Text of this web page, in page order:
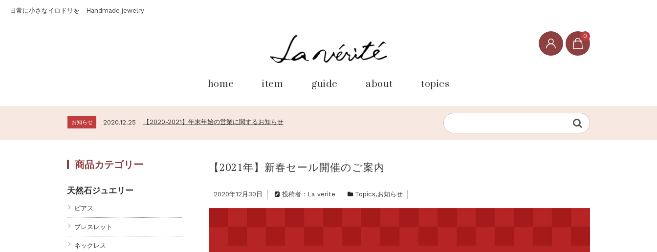
日常に小さなイロドリを Handmade jewelry
0
home item guide about topics
お知らせ 2020.12.25 【2020-2021】年末年始の営業に関するお知らせ
【2021年】新春セール開催のご案内
2020年12月30日 投稿者：La verite Topics,お知らせ
商品カテゴリー
天然石ジュエリー
ピアス
ブレスレット
ネックレス